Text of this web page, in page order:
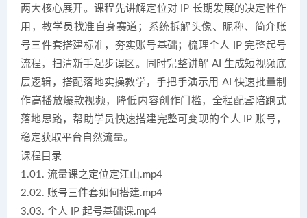
两大核心展开。课程先讲解定位对 IP 长期发展的决定性作
用，教学员找准自身赛道；系统拆解头像、昵称、简介账
号三件套搭建标准，夯实账号基础；梳理个人 IP 完整起号
流程，扫清新手起步误区。同时完整讲解 AI 生成短视频底
层逻辑，搭配落地实操教学，手把手演示用 AI 快速批量制
作高播放爆款视频，降低内容创作门槛，全程配套陪跑式
落地思路，帮助学员快速搭建完整可变现的个人 IP 账号，
稳定获取平台自然流量。
课程目录
1.01. 流量课之定位定江山.mp4
2.02. 账号三件套如何搭建.mp4
3.03. 个人 IP 起号基础课.mp4